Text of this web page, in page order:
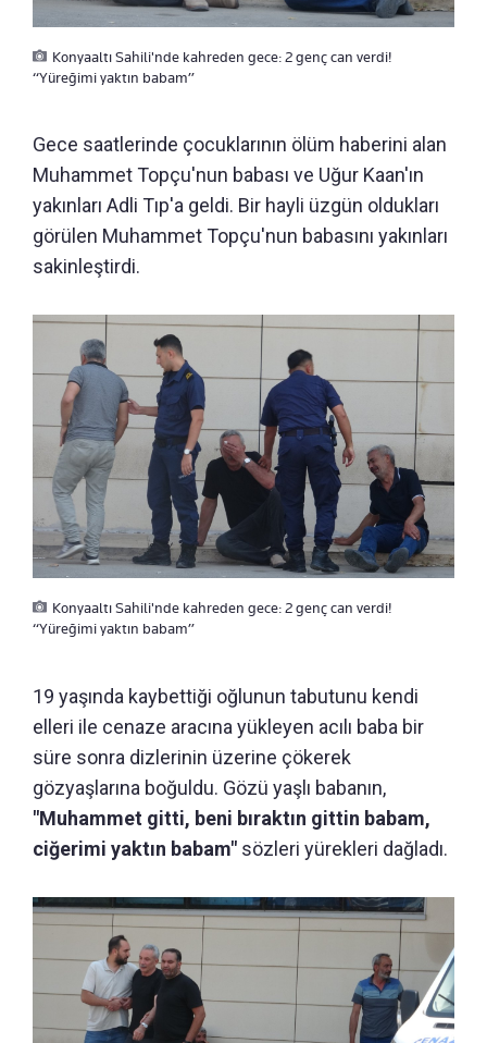
Konyaaltı Sahili'nde kahreden gece: 2 genç can verdi!
“Yüreğimi yaktın babam”
Gece saatlerinde çocuklarının ölüm haberini alan
Muhammet Topçu'nun babası ve Uğur Kaan'ın
yakınları Adli Tıp'a geldi. Bir hayli üzgün oldukları
görülen Muhammet Topçu'nun babasını yakınları
sakinleştirdi.
Konyaaltı Sahili'nde kahreden gece: 2 genç can verdi!
“Yüreğimi yaktın babam”
19 yaşında kaybettiği oğlunun tabutunu kendi
elleri ile cenaze aracına yükleyen acılı baba bir
süre sonra dizlerinin üzerine çökerek
gözyaşlarına boğuldu. Gözü yaşlı babanın,
"Muhammet gitti, beni bıraktın gittin babam,
ciğerimi yaktın babam" sözleri yürekleri dağladı.